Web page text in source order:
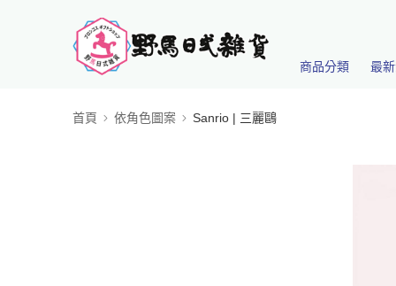
商品分類 最
首頁 依角色圖案 Sanrio | 三麗鷗